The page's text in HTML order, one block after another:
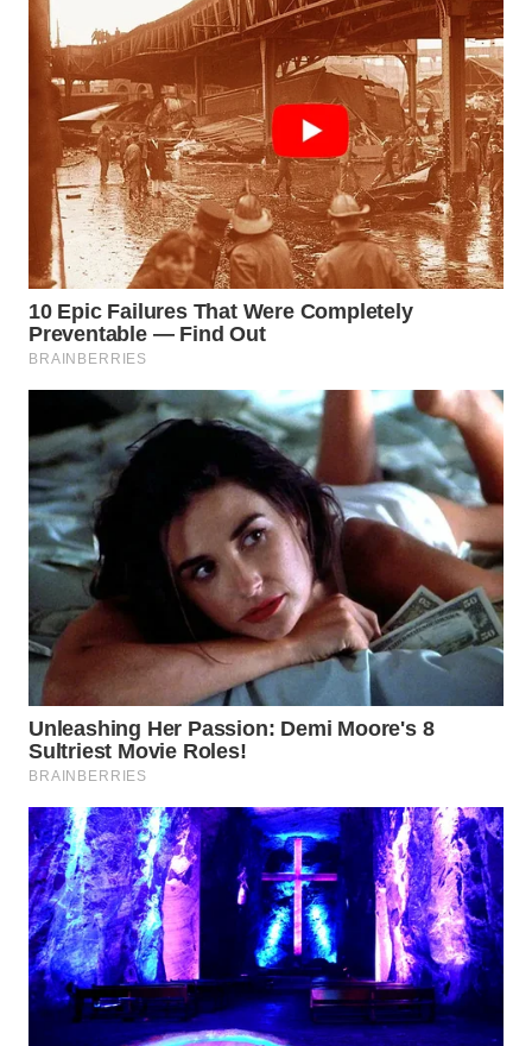
WN
KARO
WN
SIMALUNGUN
WN
LABUHANBATU
WN
TAPANULI
WN DELI
SERDANG
WN
TEBING
TINGGI
WN
PAKPAK
WN
KARAWANG
WN
BEKASI
WN
BOGOR
WN
DEPOK